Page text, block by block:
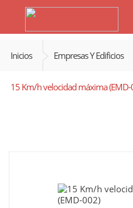
Inicios Empresas Y Edificios
15 Km/h velocidad máxima (EMD-